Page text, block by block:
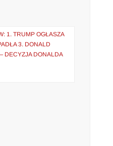
1. TRUMP OGŁASZA
3. DONALD
DECYZJA DONALDA